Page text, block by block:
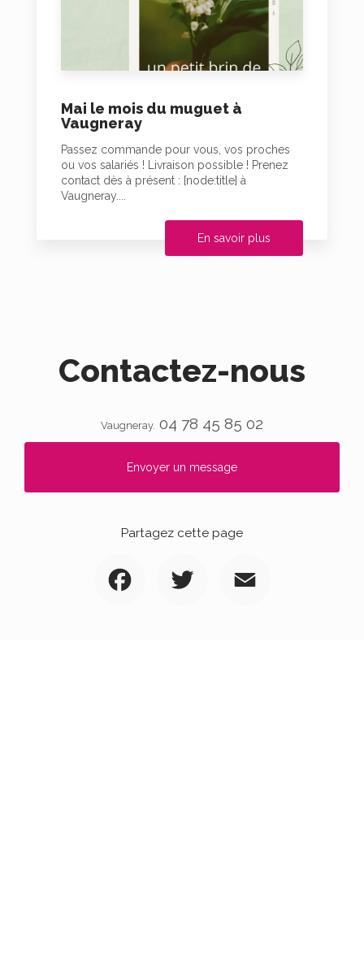
Mai le mois du muguet à
Vaugneray
Passez commande pour vous, vos proches
ou vos salariés ! Livraison possible ! Prenez
contact dès à présent : [node:title] à
Vaugneray....
En savoir plus
Contactez-nous
Vaugneray. 04 78 45 85 02
Envoyer un message
Partagez cette page